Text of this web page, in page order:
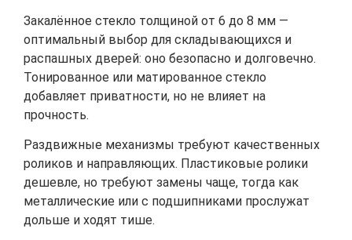
Закалённое стекло толщиной от 6 до 8 мм —
оптимальный выбор для складывающихся и
распашных дверей: оно безопасно и долговечно.
Тонированное или матированное стекло
добавляет приватности, но не влияет на
прочность.
Раздвижные механизмы требуют качественных
роликов и направляющих. Пластиковые ролики
дешевле, но требуют замены чаще, тогда как
металлические или с подшипниками прослужат
дольше и ходят тише.